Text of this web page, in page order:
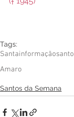
Tags:
Santainformaçãosanto
Amaro
Santos da Semana